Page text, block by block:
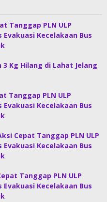
Tanggap PLN ULP
Kecelakaan Bus
3 Kg Hilang di Lahat Jelang
Tanggap PLN ULP
Kecelakaan Bus
Cepat Tanggap PLN ULP
Kecelakaan Bus
Tanggap PLN ULP
Kecelakaan Bus